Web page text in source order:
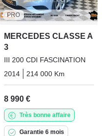
Diesel
PRO
MERCEDES CLASSE A
3
III 200 CDI FASCINATION
2014
214 000 Km
8 990 €
Très bonne affaire
Garantie 6 mois